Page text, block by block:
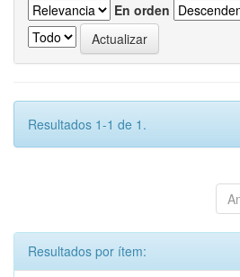
En orden
Resultados 1-1 de 1.
Resultados por ítem: